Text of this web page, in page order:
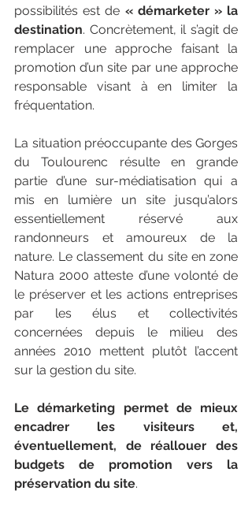
possibilités est de « démarketer » la
destination. Concrètement, il s’agit de
remplacer une approche faisant la
promotion d’un site par une approche
responsable visant à en limiter la
fréquentation.
La situation préoccupante des Gorges
du Toulourenc résulte en grande
partie d’une sur-médiatisation qui a
mis en lumière un site jusqu’alors
essentiellement réservé aux
randonneurs et amoureux de la
nature. Le classement du site en zone
Natura 2000 atteste d’une volonté de
le préserver et les actions entreprises
par les élus et collectivités
concernées depuis le milieu des
années 2010 mettent plutôt l’accent
sur la gestion du site.
Le démarketing permet de mieux
encadrer les visiteurs et,
éventuellement, de réallouer des
budgets de promotion vers la
préservation du site.